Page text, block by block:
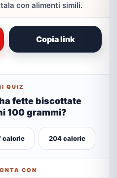
con alimenti simili.
Copia link
QUIZ
fette biscottate
100 grammi?
calorie 204 calorie
CON